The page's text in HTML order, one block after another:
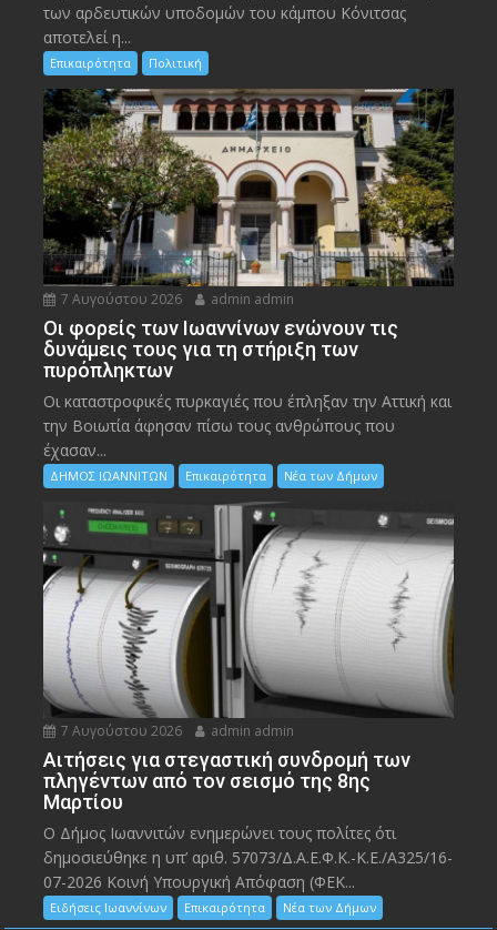
των αρδευτικών υποδομών του κάμπου Κόνιτσας
αποτελεί η...
Επικαιρότητα Πολιτική
7 Αυγούστου 2026 admin admin
Οι φορείς των Ιωαννίνων ενώνουν τις
δυνάμεις τους για τη στήριξη των
πυρόπληκτων
Οι καταστροφικές πυρκαγιές που έπληξαν την Αττική και
την Bοιωτία άφησαν πίσω τους ανθρώπους που
έχασαν...
ΔΗΜΟΣ ΙΩΑΝΝΙΤΩΝ Επικαιρότητα Νέα των Δήμων
7 Αυγούστου 2026 admin admin
Αιτήσεις για στεγαστική συνδρομή των
πληγέντων από τον σεισμό της 8ης
Μαρτίου
Ο Δήμος Ιωαννιτών ενημερώνει τους πολίτες ότι
δημοσιεύθηκε η υπ’ αριθ. 57073/Δ.Α.Ε.Φ.Κ.-Κ.Ε./Α325/16-
07-2026 Κοινή Υπουργική Απόφαση (ΦΕΚ...
Ειδήσεις Ιωαννίνων Επικαιρότητα Νέα των Δήμων